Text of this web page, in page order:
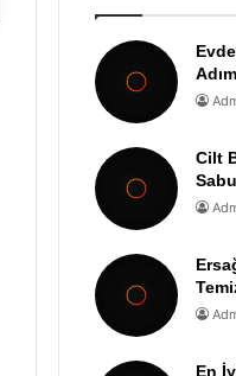
Cilt
En